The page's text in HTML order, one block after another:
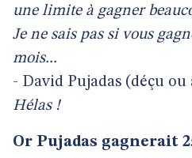
une limite à gagner
Je ne sais pas si vous
mois...
- David Pujadas (déçu
Hélas !
Or Pujadas gagnerait